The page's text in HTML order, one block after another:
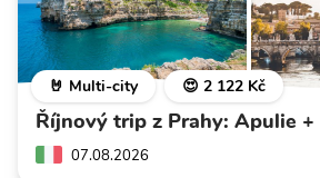
🤘 Multi-city 😍 2 122 Kč
Říjnový trip z Prahy: Apulie +
07.08.2026